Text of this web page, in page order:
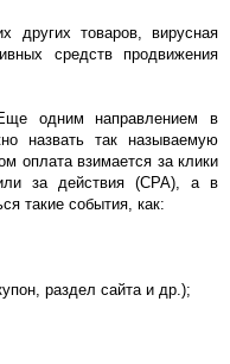
других товаров, вирусная
средств продвижения
одним направлением в
назвать так называемую
оплата взимается за клики
за действия (CPA), а в
такие события, как:
раздел сайта и др.);